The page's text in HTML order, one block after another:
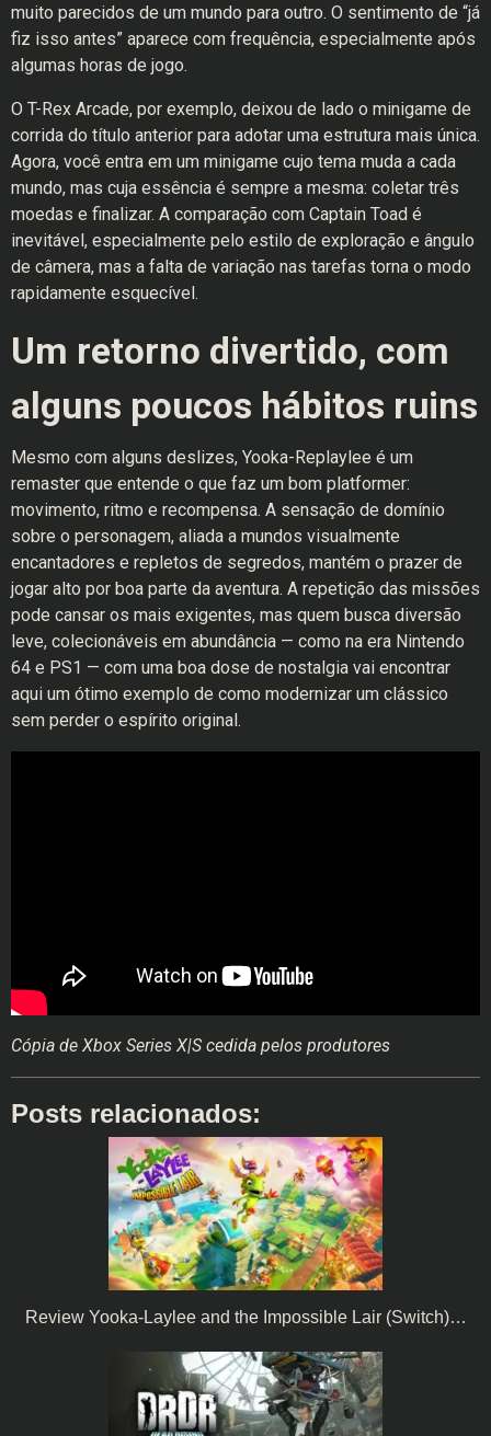
muito parecidos de um mundo para outro. O sentimento de “já
fiz isso antes” aparece com frequência, especialmente após
algumas horas de jogo.
O T-Rex Arcade, por exemplo, deixou de lado o minigame de
corrida do título anterior para adotar uma estrutura mais única.
Agora, você entra em um minigame cujo tema muda a cada
mundo, mas cuja essência é sempre a mesma: coletar três
moedas e finalizar. A comparação com Captain Toad é
inevitável, especialmente pelo estilo de exploração e ângulo
de câmera, mas a falta de variação nas tarefas torna o modo
rapidamente esquecível.
Um retorno divertido, com
alguns poucos hábitos ruins
Mesmo com alguns deslizes, Yooka-Replaylee é um
remaster que entende o que faz um bom platformer:
movimento, ritmo e recompensa. A sensação de domínio
sobre o personagem, aliada a mundos visualmente
encantadores e repletos de segredos, mantém o prazer de
jogar alto por boa parte da aventura. A repetição das missões
pode cansar os mais exigentes, mas quem busca diversão
leve, colecionáveis em abundância — como na era Nintendo
64 e PS1 — com uma boa dose de nostalgia vai encontrar
aqui um ótimo exemplo de como modernizar um clássico
sem perder o espírito original.
Cópia de Xbox Series X|S cedida pelos produtores
Posts relacionados:
Review Yooka-Laylee and the Impossible Lair (Switch)…